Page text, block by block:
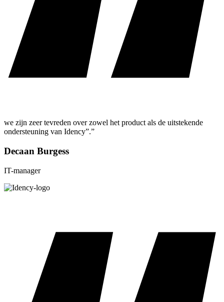
we zijn zeer tevreden over zowel het product als de uitstekende
ondersteuning van Idency”.”
Decaan Burgess
IT-manager